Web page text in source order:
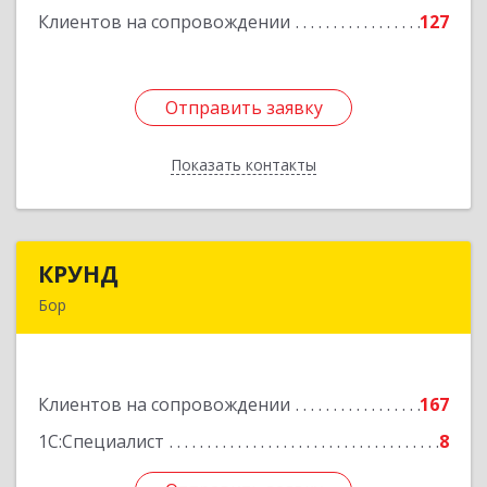
Клиентов на сопровождении 127
Отправить заявку
Показать контакты
Подробнее
Отправить заявку
Назад
КРУНД
Бор
Клиентов на сопровождении
167
1С:Специалист
8
Подробнее